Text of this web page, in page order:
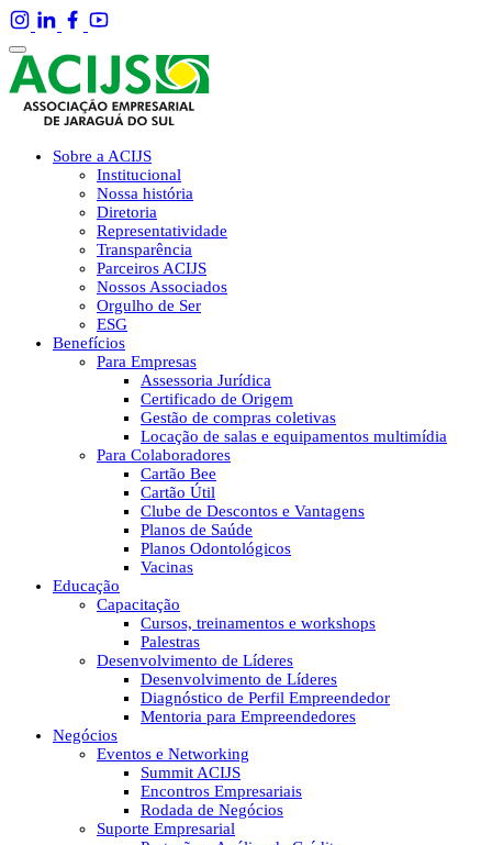
Sobre a ACIJS
Institucional
Nossa história
Diretoria
Representatividade
Transparência
Parceiros ACIJS
Nossos Associados
Orgulho de Ser
ESG
Benefícios
Para Empresas
Assessoria Jurídica
Certificado de Origem
Gestão de compras coletivas
Locação de salas e equipamentos multimídia
Para Colaboradores
Cartão Bee
Cartão Útil
Clube de Descontos e Vantagens
Planos de Saúde
Planos Odontológicos
Vacinas
Educação
Capacitação
Cursos, treinamentos e workshops
Palestras
Desenvolvimento de Líderes
Desenvolvimento de Líderes
Diagnóstico de Perfil Empreendedor
Mentoria para Empreendedores
Negócios
Eventos e Networking
Summit ACIJS
Encontros Empresariais
Rodada de Negócios
Suporte Empresarial